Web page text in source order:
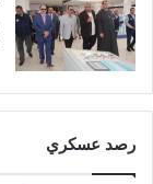
رصد عسكري